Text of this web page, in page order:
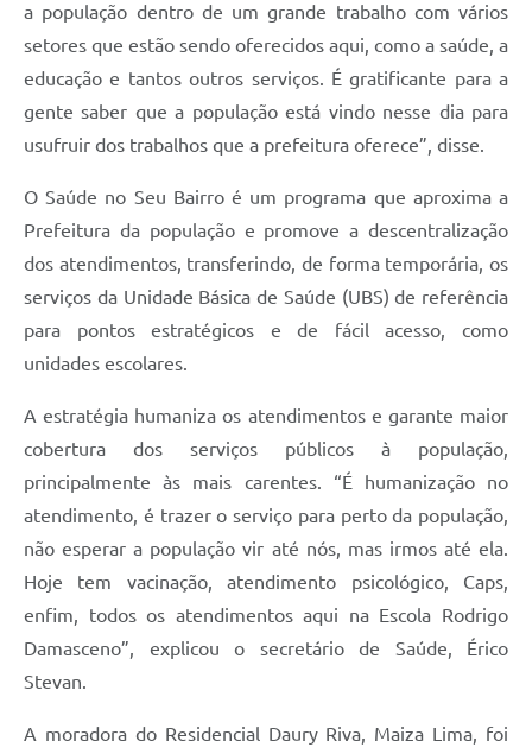
a população dentro de um grande trabalho com vários
setores que estão sendo oferecidos aqui, como a saúde, a
educação e tantos outros serviços. É gratificante para a
gente saber que a população está vindo nesse dia para
usufruir dos trabalhos que a prefeitura oferece”, disse.
O Saúde no Seu Bairro é um programa que aproxima a
Prefeitura da população e promove a descentralização
dos atendimentos, transferindo, de forma temporária, os
serviços da Unidade Básica de Saúde (UBS) de referência
para pontos estratégicos e de fácil acesso, como
unidades escolares.
A estratégia humaniza os atendimentos e garante maior
cobertura dos serviços públicos à população,
principalmente às mais carentes. “É humanização no
atendimento, é trazer o serviço para perto da população,
não esperar a população vir até nós, mas irmos até ela.
Hoje tem vacinação, atendimento psicológico, Caps,
enfim, todos os atendimentos aqui na Escola Rodrigo
Damasceno”, explicou o secretário de Saúde, Érico
Stevan.
A moradora do Residencial Daury Riva, Maiza Lima, foi